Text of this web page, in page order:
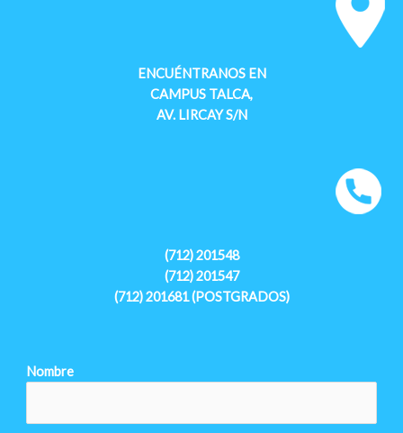
ENCUÉNTRANOS EN
CAMPUS TALCA,
AV. LIRCAY S/N
(712) 201548
(712) 201547
(712) 201681 (POSTGRADOS)
Nombre